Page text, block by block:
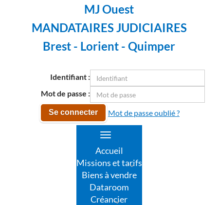
MJ Ouest
MANDATAIRES JUDICIAIRES
Brest - Lorient - Quimper
Identifiant :
Mot de passe :
Se connecter Mot de passe oublié ?
Toggle
navigation
Accueil
Missions et tarifs
Biens à vendre
Dataroom
Créancier